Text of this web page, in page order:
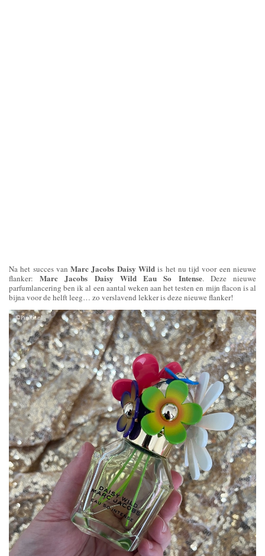
Na het succes vanMarc Jacobs Daisy Wild is het nu tijd voor een nieuwe
flanker:Marc Jacobs Daisy Wild Eau So Intense. Deze nieuwe
parfumlancering ben ik al een aantal weken aan het testen en mijn flacon is al
bijna voor de helft leeg… zo verslavend lekker is deze nieuwe flanker!